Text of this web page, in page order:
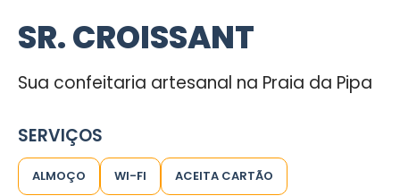
SR. CROISSANT
Sua confeitaria artesanal na Praia da Pipa
SERVIÇOS
ALMOÇO WI-FI ACEITA CARTÃO